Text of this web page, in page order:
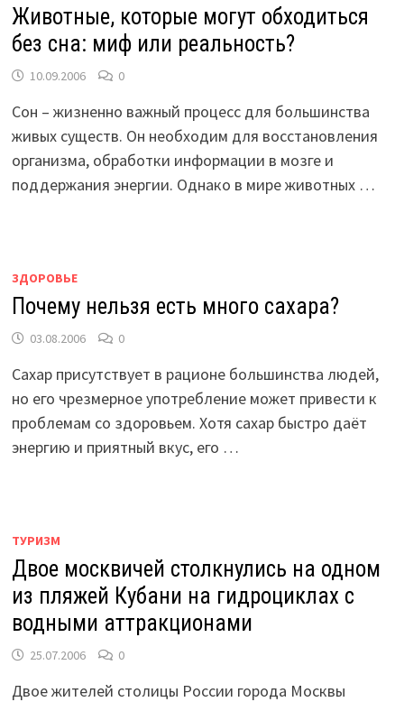
Животные, которые могут обходиться
без сна: миф или реальность?
10.09.2006 0
Сон – жизненно важный процесс для большинства
живых существ. Он необходим для восстановления
организма, обработки информации в мозге и
поддержания энергии. Однако в мире животных …
ЗДОРОВЬЕ
Почему нельзя есть много сахара?
03.08.2006 0
Сахар присутствует в рационе большинства людей,
но его чрезмерное употребление может привести к
проблемам со здоровьем. Хотя сахар быстро даёт
энергию и приятный вкус, его …
ТУРИЗМ
Двое москвичей столкнулись на одном
из пляжей Кубани на гидроциклах с
водными аттракционами
25.07.2006 0
Двое жителей столицы России города Москвы